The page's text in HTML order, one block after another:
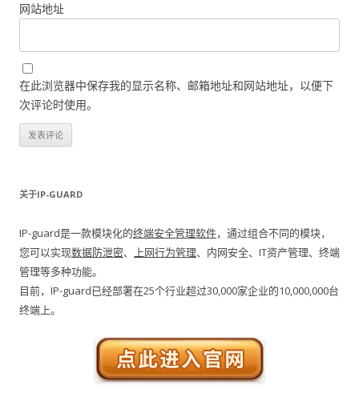
网站地址
在此浏览器中保存我的显示名称、邮箱地址和网站地址，以便下
次评论时使用。
关于IP-GUARD
IP-guard是一款模块化的终端安全管理软件，通过组合不同的模块，
您可以实现数据防泄密、 上网行为管理、内网安全、IT资产管理、终端
管理等多种功能。
目前，IP-guard已经部署在25个行业超过30,000家企业的10,000,000台
终端上。